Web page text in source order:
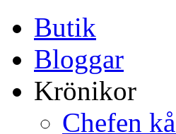
Butik
Bloggar
Krönikor
Chefen